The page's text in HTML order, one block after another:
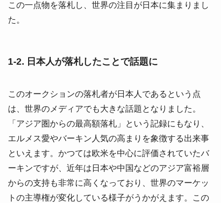
この一点物を落札し、世界の注目が日本に集まりまし
た。
1-2. 日本人が落札したことで話題に
このオークションの落札者が日本人であるという点
は、世界のメディアでも大きな話題となりました。
「アジア圏からの最高額落札」という記録にもなり、
エルメス愛やバーキン人気の高まりを象徴する出来事
といえます。かつては欧米を中心に評価されていたバ
ーキンですが、近年は日本や中国などのアジア富裕層
からの支持も非常に高くなっており、世界のマーケッ
トの主導権が変化している様子がうかがえます。この